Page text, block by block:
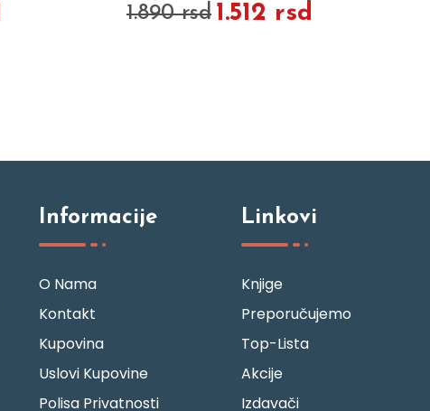
1.890 rsd 1.512 rsd
Informacije
O Nama
Kontakt
Kupovina
Uslovi Kupovine
Polisa Privatnosti
Linkovi
Knjige
Preporučujemo
Top-Lista
Akcije
Izdavači